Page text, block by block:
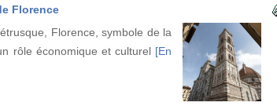
Florence
Florence, symbole de la
rôle économique et culturel [En